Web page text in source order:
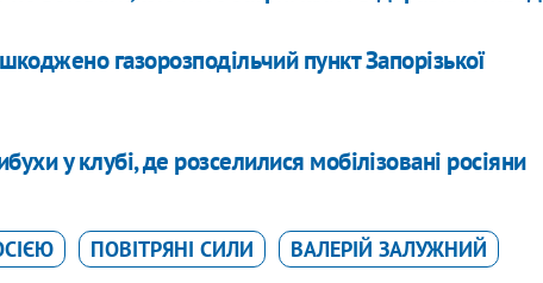
газорозподільчий пункт Запорізької
у клубі, де розселилися мобілізовані росіяни
ПОВІТРЯНІ СИЛИ ВАЛЕРІЙ ЗАЛУЖНИЙ